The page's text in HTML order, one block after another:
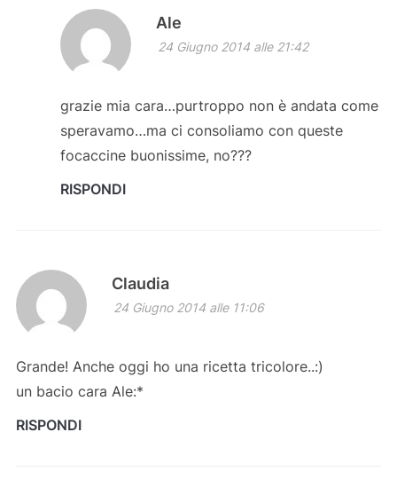
Ale
24 Giugno 2014 alle 21:42
grazie mia cara…purtroppo non è andata come
speravamo…ma ci consoliamo con queste
focaccine buonissime, no???
RISPONDI
Claudia
24 Giugno 2014 alle 11:06
Grande! Anche oggi ho una ricetta tricolore..:)
un bacio cara Ale:*
RISPONDI